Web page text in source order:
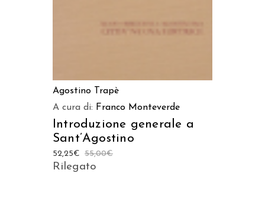
Agostino Trapè
A cura di: Franco Monteverde
Introduzione generale a
Sant’Agostino
55,00€
52,25€
Rilegato